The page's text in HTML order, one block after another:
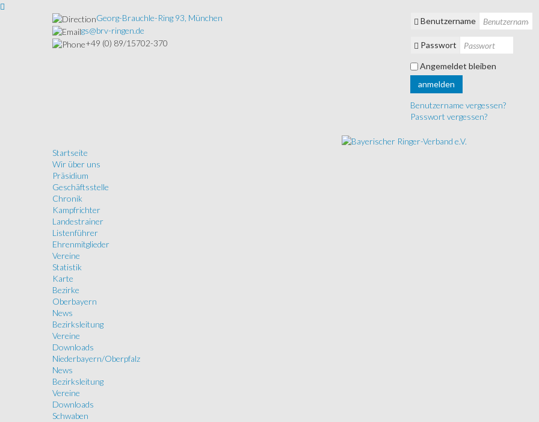
Georg-Brauchle-Ring 93, München
gs@brv-ringen.de
+49 (0) 89/15702-370
Benutzername
Passwort
Angemeldet bleiben
anmelden
Benutzername vergessen?
Passwort vergessen?
Startseite
Wir über uns
Präsidium
Geschäftsstelle
Chronik
Kampfrichter
Landestrainer
Listenführer
Ehrenmitglieder
Vereine
Statistik
Karte
Bezirke
Oberbayern
News
Bezirksleitung
Vereine
Downloads
Niederbayern/Oberpfalz
News
Bezirksleitung
Vereine
Downloads
Schwaben